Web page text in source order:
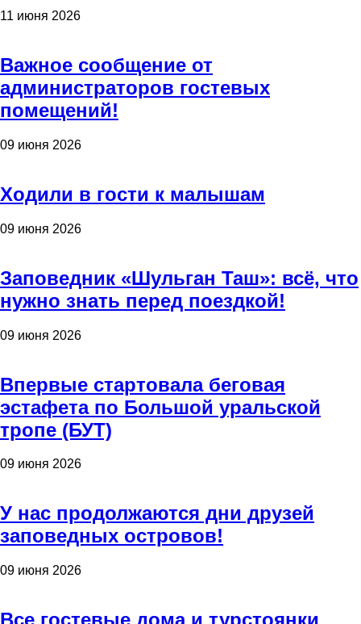
11 июня 2026
Важное сообщение от
администраторов гостевых
помещений!
09 июня 2026
Ходили в гости к малышам
09 июня 2026
Заповедник «Шульган Таш»: всё, что
нужно знать перед поездкой!
09 июня 2026
Впервые стартовала беговая
эстафета по Большой уральской
тропе (БУТ)
09 июня 2026
У нас продолжаются дни друзей
заповедных островов!
09 июня 2026